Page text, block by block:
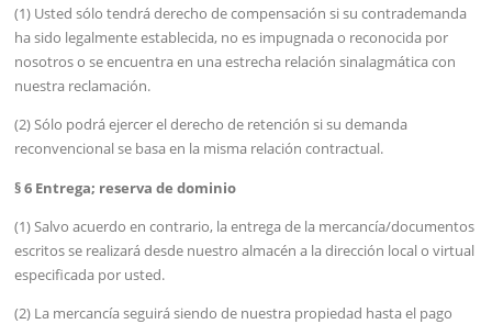
(1) Usted sólo tendrá derecho de compensación si su contrademanda
ha sido legalmente establecida, no es impugnada o reconocida por
nosotros o se encuentra en una estrecha relación sinalagmática con
nuestra reclamación.
(2) Sólo podrá ejercer el derecho de retención si su demanda
reconvencional se basa en la misma relación contractual.
§ 6 Entrega; reserva de dominio
(1) Salvo acuerdo en contrario, la entrega de la mercancía/documentos
escritos se realizará desde nuestro almacén a la dirección local o virtual
especificada por usted.
(2) La mercancía seguirá siendo de nuestra propiedad hasta el pago